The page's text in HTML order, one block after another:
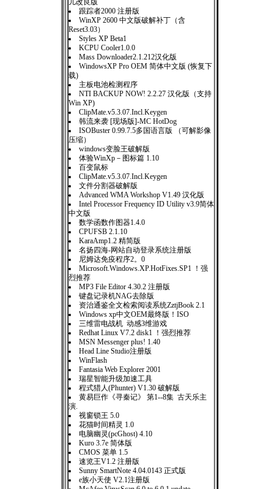
儿改良版
跟踪者2000 注册版
WinXP 2600 中文版破解补丁（含
Reset3.03）
Styles XP Beta1
KCPU Cooler1.0.0
Mass Downloader2.1.212汉化版
WindowsXP Pro OEM 简体中文版 (恢复下
载)
主板电池检测程序
NTI BACKUP NOW! 2.2.27 汉化版（支持
Win XP)
ClipMate.v5.3.07.Incl.Keygen
韩流来袭 [现场版]-MC HotDog
ISOBuster 0.99.7.5多国语言版 （可解影像
压缩）
windows变脸王破解版
体验WinXp－图标篇 1.10
百变鼠标
ClipMate.v5.3.07.Incl.Keygen
文件分割器破解版
Advanced WMA Workshop V1.49 汉化版
Intel Processor Frequency ID Utility v3.9简体
中文版
数学函数作图器1.4.0
CPUFSB 2.1.10
KaraAmp1.2 精简版
名扬四海-网站自动登录系统注册版
尼姆达免疫程序2。0
Microsoft.Windows.XP.HotFixes.SP1 ！强
烈推荐
MP3 File Editor 4.30.2 注册版
键盘记录机NAG去除版
资治通鉴全文检索阅读系统ZztjBook 2.1
Windows xp中文OEM最终版！ISO
三维雷电战机 动感3维游戏
Redhat Linux V7.2 disk1 ！强烈推荐
MSN Messenger plus! 1.40
Head Line Studio注册版
WinFlash
Fantasia Web Explorer 2001
瑞星智能升级加速工具
程式猎人(Phunter) V1.30 破解版
黄易巨作《寻秦记》 第1--8集 古天乐主
演.
视窗锁王 5.0
花猫时间精灵 1.0
电脑幽灵(pcGhost) 4.10
Kuro 3.7e 简体版
CMOS 菜单 1.5
速览王V1.2 注册版
Sunny SmartNote 4.04.0143 正式版
e族小天使 V2.1注册版